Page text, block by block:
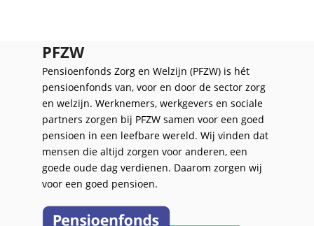
PFZW
Pensioenfonds Zorg en Welzijn (PFZW) is hét
pensioenfonds van, voor en door de sector zorg
en welzijn. Werknemers, werkgevers en sociale
partners zorgen bij PFZW samen voor een goed
pensioen in een leefbare wereld. Wij vinden dat
mensen die altijd zorgen voor anderen, een
goede oude dag verdienen. Daarom zorgen wij
voor een goed pensioen.